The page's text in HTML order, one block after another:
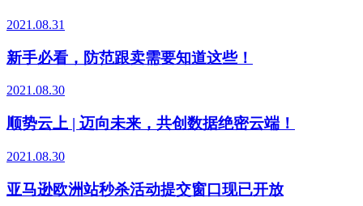
2021.08.31
新手必看，防范跟卖需要知道这些！
2021.08.30
顺势云上 | 迈向未来，共创数据绝密云端！
2021.08.30
亚马逊欧洲站秒杀活动提交窗口现已开放